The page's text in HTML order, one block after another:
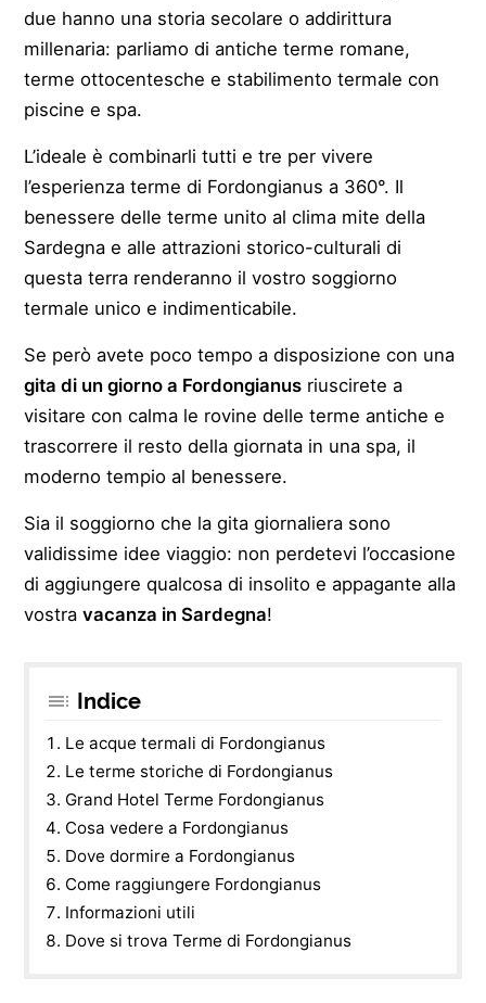
due hanno una storia secolare o addirittura
millenaria: parliamo di antiche terme romane,
terme ottocentesche e stabilimento termale con
piscine e spa.
L’ideale è combinarli tutti e tre per vivere
l’esperienza terme di Fordongianus a 360°. Il
benessere delle terme unito al clima mite della
Sardegna e alle attrazioni storico-culturali di
questa terra renderanno il vostro soggiorno
termale unico e indimenticabile.
Se però avete poco tempo a disposizione con una
gita di un giorno a Fordongianus riuscirete a
visitare con calma le rovine delle terme antiche e
trascorrere il resto della giornata in una spa, il
moderno tempio al benessere.
Sia il soggiorno che la gita giornaliera sono
validissime idee viaggio: non perdetevi l’occasione
di aggiungere qualcosa di insolito e appagante alla
vostravacanza in Sardegna!
Indice
Le acque termali di Fordongianus
Le terme storiche di Fordongianus
Grand Hotel Terme Fordongianus
Cosa vedere a Fordongianus
Dove dormire a Fordongianus
Come raggiungere Fordongianus
Informazioni utili
Dove si trova Terme di Fordongianus